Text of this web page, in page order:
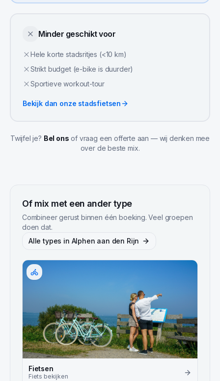
Minder geschikt voor
Hele korte stadsritjes (<10 km)
Strikt budget (e-bike is duurder)
Sportieve workout-tour
Bekijk dan onze stadsfietsen
Twijfel je? Bel ons of vraag een offerte aan — wij denken mee
over de beste mix.
Of mix met een ander type
Combineer gerust binnen één boeking. Veel groepen
doen dat.
Alle types in Alphen aan den Rijn
Fietsen
Fiets bekijken